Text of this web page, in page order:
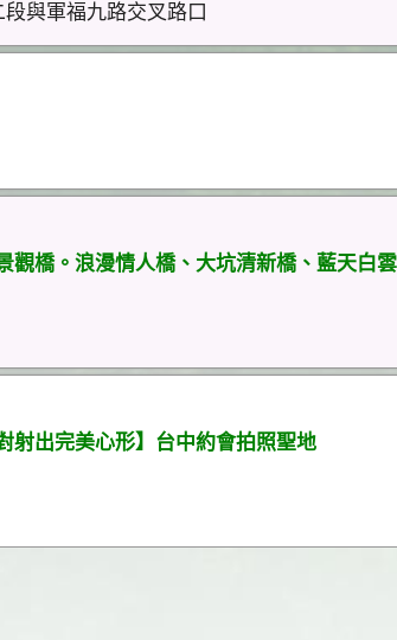
與軍福九路交叉路口
觀橋。浪漫情人橋、大坑清新橋、藍天白
射出完美心形】台中約會拍照聖地